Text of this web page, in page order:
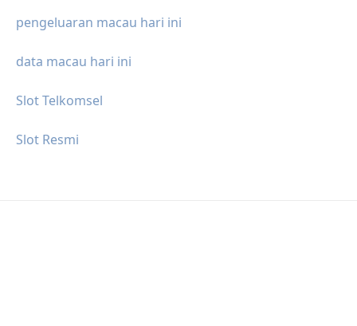
pengeluaran macau hari ini
data macau hari ini
Slot Telkomsel
Slot Resmi